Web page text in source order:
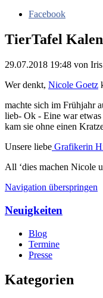
Facebook
TierTafel
29.07.2018 19:48 von
Wer denkt, Nicole Goetz
machte sich im Frühjahr
lieb- Ok - Eine war
kam sie ohne einen
Unsere liebe Grafikerin
All ‘dies machen Nicole
Navigation überspringen
Neuigkeiten
Blog
Termine
Presse
Kategorien